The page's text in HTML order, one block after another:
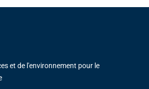
et de l'environnement pour le